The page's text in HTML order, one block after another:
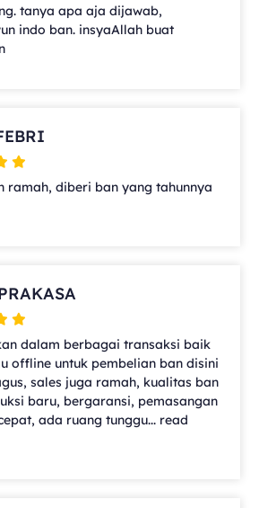
tanya apa aja dijawab,
indo ban. insyaAllah buat
ramah, diberi ban yang tahunnya
dalam berbagai transaksi baik
offline untuk pembelian ban disini
sales juga ramah, kualitas ban
baru, bergaransi, pemasangan
ada ruang tunggu... read